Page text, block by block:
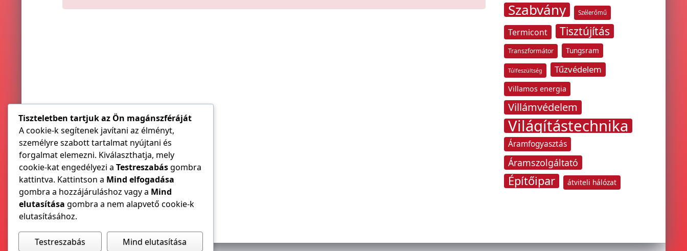
Szabvány Szélerőmű
Termicont Tisztújítás
Transzformátor Tungsram
Túlfeszültség Tűzvédelem
Villamos energia
Villámvédelem
Világítástechnika
Áramfogyasztás
Áramszolgáltató
Építőipar átviteli hálózat
Tiszteletben tartjuk az Ön magánszféráját
A cookie-k segítenek javítani az élményt,
személyre szabott tartalmat nyújtani és
forgalmat elemezni. Kiválaszthatja, mely
cookie-kat engedélyezi a Testreszabásgombra
kattintva. Kattintson a Mind elfogadása
gombra a hozzájáruláshoz vagy a Mind
elutasítása gombra a nem alapvető cookie-k
elutasításához.
Testreszabás Mind elutasítása